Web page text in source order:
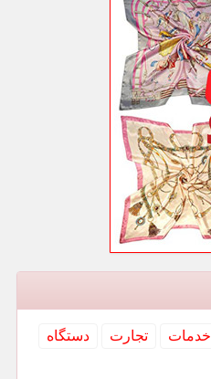
خدمات تجارت
دستگاه